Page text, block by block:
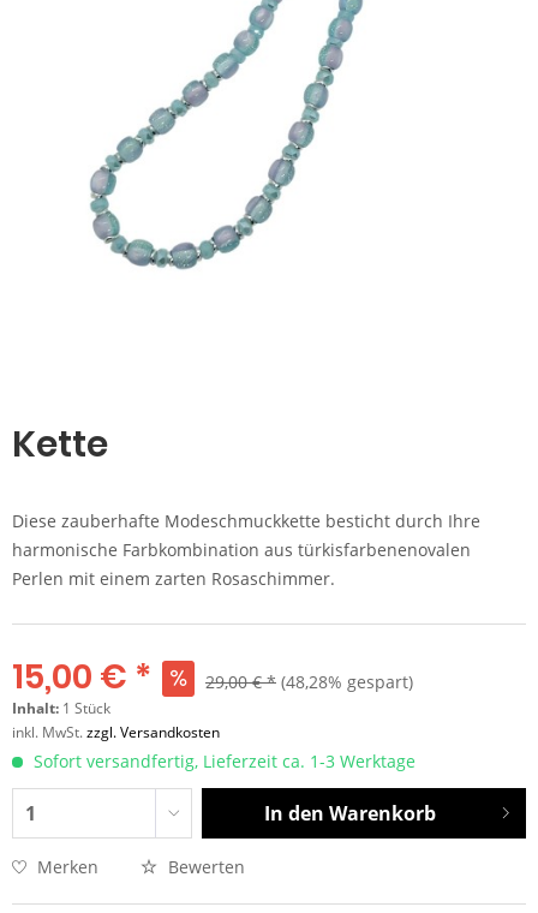
Kette
Diese zauberhafte Modeschmuckkette besticht durch Ihre
harmonische Farbkombination aus türkisfarbenenovalen
Perlen mit einem zarten Rosaschimmer.
15,00 € * 29,00 € * (48,28% gespart)
Inhalt: 1 Stück
inkl. MwSt.zzgl. Versandkosten
Sofort versandfertig, Lieferzeit ca. 1-3 Werktage
In den Warenkorb
Merken Bewerten